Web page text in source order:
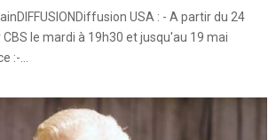
USA : - A partir du 24
le mardi à 19h30 et jusqu'au 19 mai
:-...